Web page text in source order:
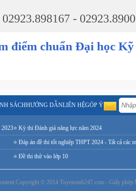
-
điểm chuẩn Đại học
SÁCHHƯỚNG DẪNLIÊN HỆGÓP Ý
2023⭐ Kỳ thi Đánh giá năng lực năm 2024
⭐ Đáp án đề thi tốt nghiệp THPT 2024 - Tất cả các
⭐ Đề thi thử vào lớp 10
Copyright © 2014 Tuyensinh247.com - Giấy